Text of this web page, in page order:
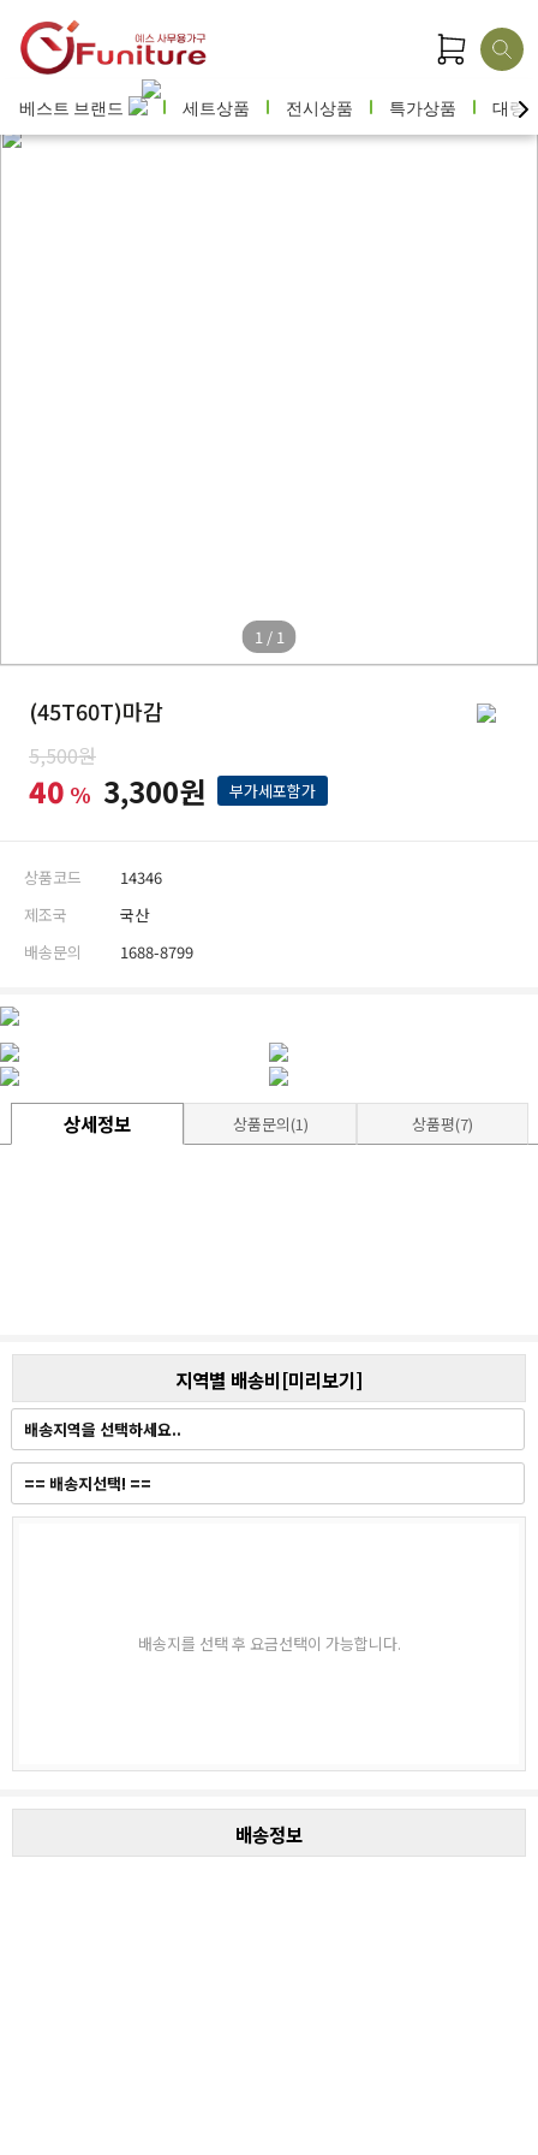
베스트 브랜드 세트상품 전시상품 특가상품 대량
1 / 1
(45T60T)마감
5,500원
40 % 3,300원 부가세포함가
상품코드
14346
제조국
국산
배송문의
1688-8799
상세정보 상품문의(1) 상품평(7)
지역별 배송비[미리보기]
배송지를 선택 후 요금선택이 가능합니다.
배송정보